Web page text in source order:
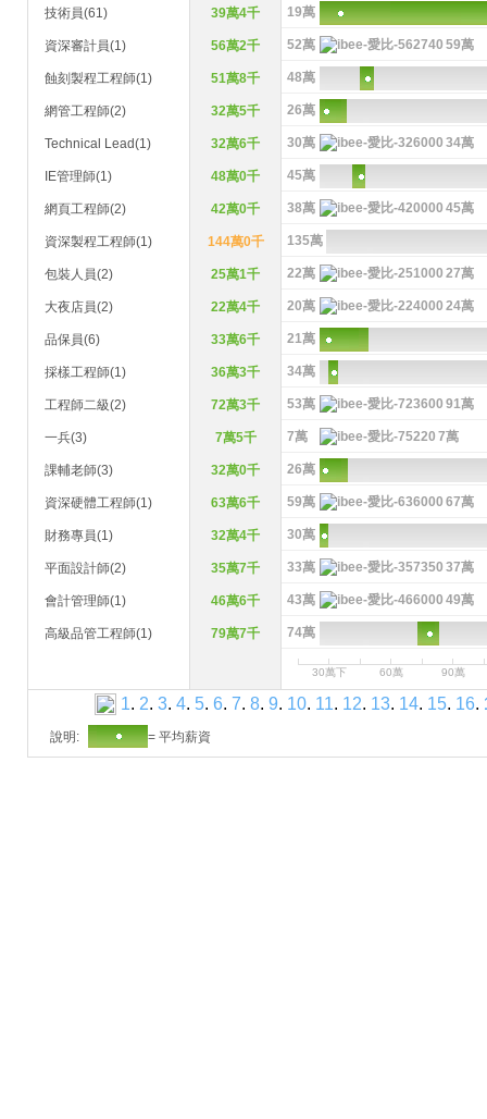
技術員(61) 39萬4千 19萬
資深審計員(1) 56萬2千 52萬 59萬
蝕刻製程工程師(1) 51萬8千 48萬
網管工程師(2) 32萬5千 26萬
Technical Lead(1) 32萬6千 30萬 34萬
IE管理師(1) 48萬0千 45萬
網頁工程師(2) 42萬0千 38萬 45萬
資深製程工程師(1) 144萬0千 135萬
包裝人員(2) 25萬1千 22萬 27萬
大夜店員(2) 22萬4千 20萬 24萬
品保員(6) 33萬6千 21萬
採樣工程師(1) 36萬3千 34萬
工程師二級(2) 72萬3千 53萬 91萬
一兵(3) 7萬5千 7萬 7萬
課輔老師(3) 32萬0千 26萬
資深硬體工程師(1) 63萬6千 59萬 67萬
財務專員(1) 32萬4千 30萬
平面設計師(2) 35萬7千 33萬 37萬
會計管理師(1) 46萬6千 43萬 49萬
高級品管工程師(1) 79萬7千 74萬
30萬下 60萬 90萬
1. 2. 3. 4. 5. 6. 7. 8. 9. 10. 11. 12. 13. 14. 15. 16.
說明: = 平均薪資